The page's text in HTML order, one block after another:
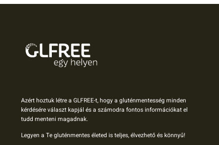
Azért hoztuk létre a GLFREE-t, hogy a gluténmentesség minden
kérdésére választ kapjál és a számodra fontos információkat el
tudd menteni magadnak.
Legyen a Te gluténmentes életed is teljes, élvezhető és könnyű!